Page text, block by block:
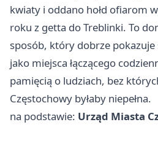
kwiaty i oddano hołd ofiarom
roku z getta do Treblinki. To
sposób, który dobrze
jako miejsca łączącego
pamięcią o ludziach, bez
Częstochowy byłaby niepełna.
na podstawie: Urząd Miasta